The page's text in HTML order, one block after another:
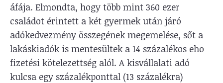
áfája. Elmondta, hogy több mint 360 ezer
családot érintett a két gyermek után járó
adókedvezmény összegének megemelése, sőt a
lakáskiadók is mentesültek a 14 százalékos eho
fizetési kötelezettség alól. A kisvállalati adó
kulcsa egy százalékponttal (13 százalékra)